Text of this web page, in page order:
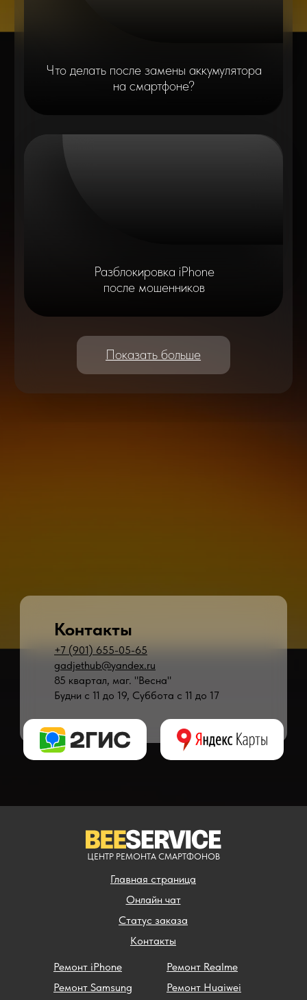
+7 (901) 655-05-65
gadjethub@yandex.ru
85 квартал, маг. "Весна"
Будни с 11 до 19, Суббота с 11 до 17
Контакты
Главная страница
Контакты
Статус заказа
Ремонт iPhone
Ремонт Samsung
Ремонт Realme
Ремонт Huaiwei
* - время ремонта может меняться в зависимости от модели устройства и
Онлайн чат
ЦЕНТР РЕМОНТА СМАРТФОНОВ